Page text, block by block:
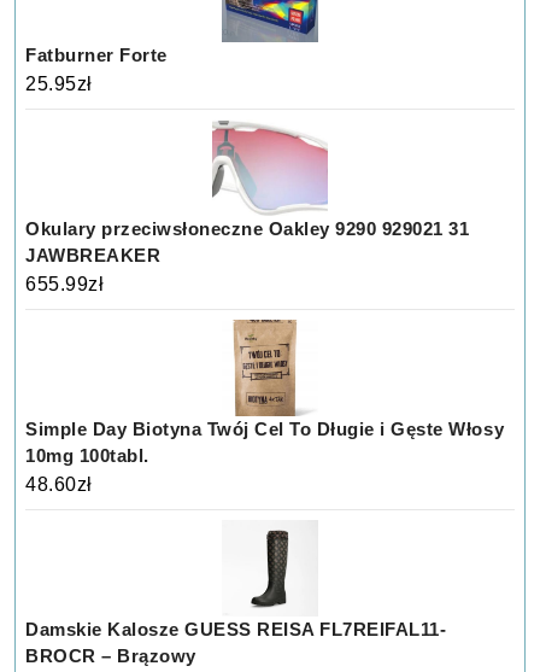
Fatburner Forte
25.95zł
Okulary przeciwsłoneczne Oakley 9290 929021 31
JAWBREAKER
655.99zł
Simple Day Biotyna Twój Cel To Długie i Gęste Włosy
10mg 100tabl.
48.60zł
Damskie Kalosze GUESS REISA FL7REIFAL11-
BROCR – Brązowy